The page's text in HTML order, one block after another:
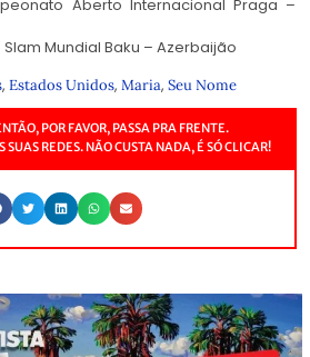
Aberto Internacional Praga –
Mundial Baku – Azerbaijão
, Estados Unidos, Maria, Seu Nome
POR FAVOR, PASSA PRA FRENTE.
REDES. NÃO CUSTA NADA, É SÓ CLICAR!